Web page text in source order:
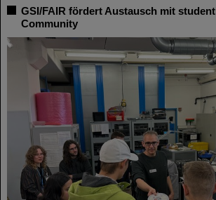
GSI/FAIR fördert Austausch mit
Community